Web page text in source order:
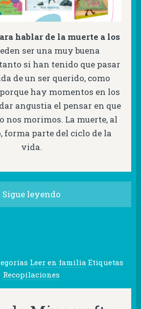
hablar de la muerte a los
ser una muy buena
si han tenido que pasar
de un ser querido, como
hay momentos en los
angustia el pensar en que
nos morimos. La muerte, al
forma parte del ciclo de la
vida.
Sigue leyendo
Leer en familia Etiquetas
Recopilaciones